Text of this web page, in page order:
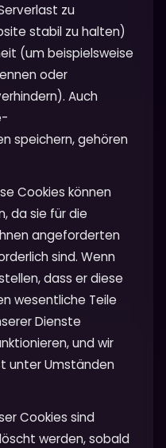
zu
stabil zu halten)
(um beispielsweise
oder
Auch
speichern, gehören
Cookies können
da sie für die
angeforderten
sind. Wenn
dass er diese
wesentliche Teile
Dienste
und wir
unter Umständen
Cookies sind
werden, sobald